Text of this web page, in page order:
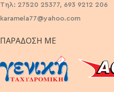
Τηλ: 27520 25377, 693 9212 206
karamela77@yahoo.com
ΠΑΡΆΔΟΣΗ ΜΕ